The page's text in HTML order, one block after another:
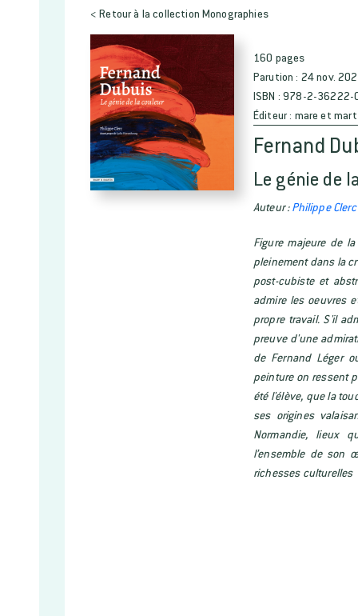
< Retour à la collection Monographies
160 pages
Parution : 24 nov.
ISBN : 978-2-36222-
Éditeur : mare et
Fernand
Le génie de
Auteur :Philippe Clerc
Figure majeure de
pleinement dans la
post-cubiste et
admire les oeuvres
propre travail. S'il
preuve d'une
de Fernand Léger
peinture on ressent
été l'élève, que la
ses origines
Normandie, lieux
l’ensemble de son
richesses culturelles